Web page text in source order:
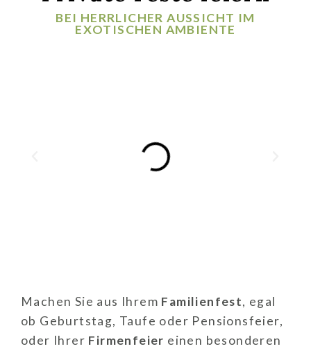
BEI HERRLICHER AUSSICHT IM
EXOTISCHEN AMBIENTE
Machen Sie aus Ihrem Familienfest, egal
ob Geburtstag, Taufe oder Pensionsfeier,
oder Ihrer Firmenfeier einen besonderen